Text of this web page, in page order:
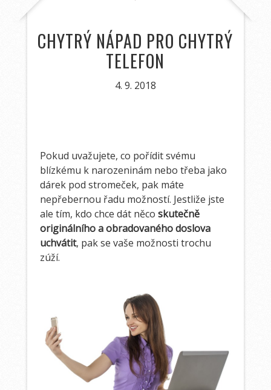
CHYTRÝ NÁPAD PRO CHYTRÝ
TELEFON
4. 9. 2018
Pokud uvažujete, co pořídit svému
blízkému k narozeninám nebo třeba jako
dárek pod stromeček, pak máte
nepřebernou řadu možností. Jestliže jste
ale tím, kdo chce dát něcoskutečně
originálního a obradovaného doslova
uchvátit, pak se vaše možnosti trochu
zúží.